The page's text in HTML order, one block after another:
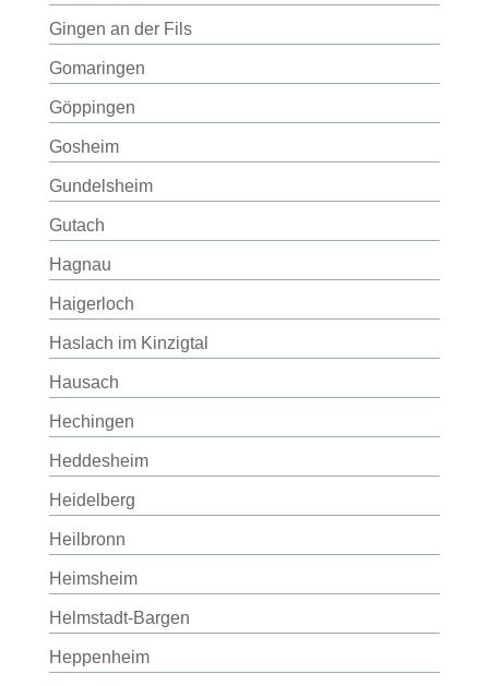
Gingen an der Fils
Gomaringen
Göppingen
Gosheim
Gundelsheim
Gutach
Hagnau
Haigerloch
Haslach im Kinzigtal
Hausach
Hechingen
Heddesheim
Heidelberg
Heilbronn
Heimsheim
Helmstadt-Bargen
Heppenheim